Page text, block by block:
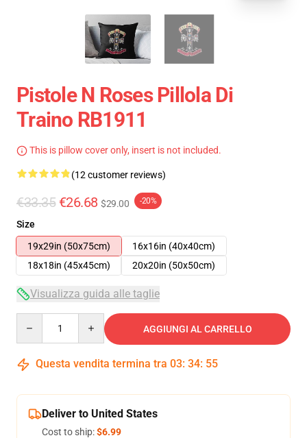
Pistole N Roses Pillola Di
Traino RB1911
This is pillow cover only, insert is not included.
(12 customer reviews)
€33.35 €26.68 $29.00 -20%
Size
19x29in (50x75cm)
16x16in (40x40cm)
18x18in (45x45cm)
20x20in (50x50cm)
Visualizza guida alle taglie
AGGIUNGI AL CARRELLO
Questa vendita termina tra 03: 34: 54
Deliver to United States
Cost to ship:$6.99